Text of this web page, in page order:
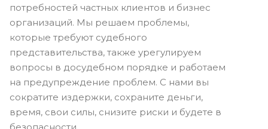
потребностей частных клиентов и бизнес
организаций. Мы решаем проблемы,
которые требуют судебного
представительства, также урегулируем
вопросы в досудебном порядке и работаем
на предупреждение проблем. С нами вы
сократите издержки, сохраните деньги,
время, свои силы, снизите риски и будете в